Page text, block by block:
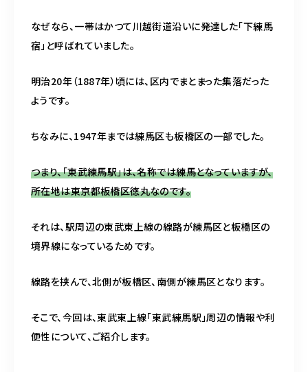
なぜなら、一帯はかつて川越街道沿いに発達した「下練馬
宿」と呼ばれていました。
明治20年（1887年）頃には、区内でまとまった集落だった
ようです。
ちなみに、1947年までは練馬区も板橋区の一部でした。
つまり、「東武練馬駅」は、名称では練馬となっていますが、
所在地は東京都板橋区徳丸なのです。
それは、駅周辺の東武東上線の線路が練馬区と板橋区の
境界線になっているためです。
線路を挟んで、北側が板橋区、南側が練馬区となります。
そこで、今回は、東武東上線「東武練馬駅」周辺の情報や利
便性について、ご紹介します。